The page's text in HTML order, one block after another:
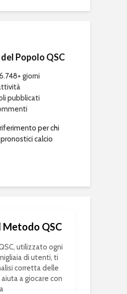
Popolo QSC
giorni
pubblicati
per chi
calcio
Metodo QSC
utilizzato ogni
di utenti, ti
corretta delle
a giocare con